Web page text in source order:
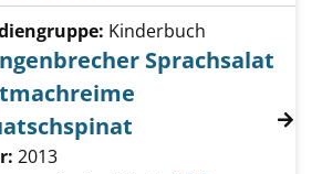
Kinderbuch
Sprachsalat
2013